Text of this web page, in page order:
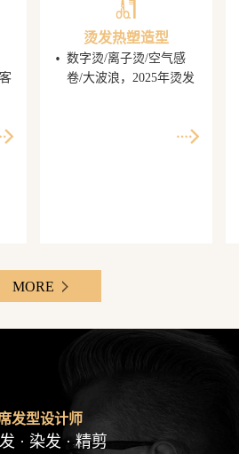
烫发热塑造型
· 数字烫/离子烫/空气感
卷/大波浪，2025年烫发
世代最爱分享的发型设
MORE
发型设计师
· 染发 · 精剪